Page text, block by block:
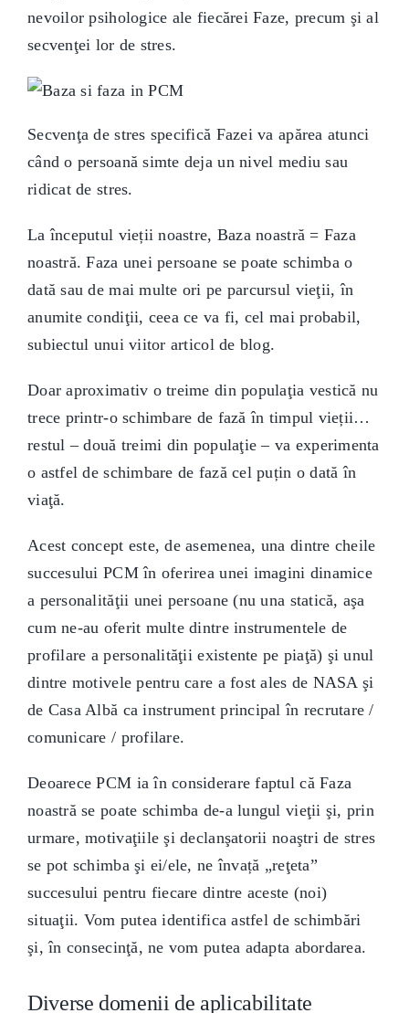
nevoilor psihologice ale fiecărei Faze, precum şi al
secvenţei lor de stres.
Secvenţa de stres specifică Fazei va apărea atunci
când o persoană simte deja un nivel mediu sau
ridicat de stres.
La începutul vieții noastre, Baza noastră = Faza
noastră. Faza unei persoane se poate schimba o
dată sau de mai multe ori pe parcursul vieţii, în
anumite condiţii, ceea ce va fi, cel mai probabil,
subiectul unui viitor articol de blog.
Doar aproximativ o treime din populaţia vestică nu
trece printr-o schimbare de fază în timpul vieții…
restul – două treimi din populaţie – va experimenta
o astfel de schimbare de fază cel puțin o dată în
viaţă.
Acest concept este, de asemenea, una dintre cheile
succesului PCM în oferirea unei imagini dinamice
a personalităţii unei persoane (nu una statică, aşa
cum ne-au oferit multe dintre instrumentele de
profilare a personalităţii existente pe piaţă) şi unul
dintre motivele pentru care a fost ales de NASA şi
de Casa Albă ca instrument principal în recrutare /
comunicare / profilare.
Deoarece PCM ia în considerare faptul că Faza
noastră se poate schimba de-a lungul vieţii şi, prin
urmare, motivaţiile şi declanşatorii noaştri de stres
se pot schimba şi ei/ele, ne învață „reţeta”
succesului pentru fiecare dintre aceste (noi)
situaţii. Vom putea identifica astfel de schimbări
şi, în consecinţă, ne vom putea adapta abordarea.
Diverse domenii de aplicabilitate